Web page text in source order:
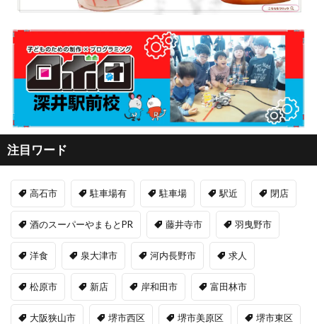
注目ワード
高石市 駐車場有 駐車場 駅近 閉店
酒のスーパーやまもとPR 藤井寺市 羽曳野市
洋食 泉大津市 河内長野市 求人
松原市 新店 岸和田市 富田林市
大阪狭山市 堺市西区 堺市美原区 堺市東区